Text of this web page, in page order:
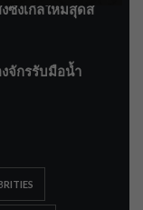
ซิงเกิลใหม่สุดส
จักรรับมือน้ำ